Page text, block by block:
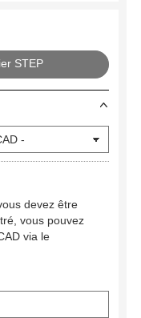
STEP
devez être
vous pouvez
via le